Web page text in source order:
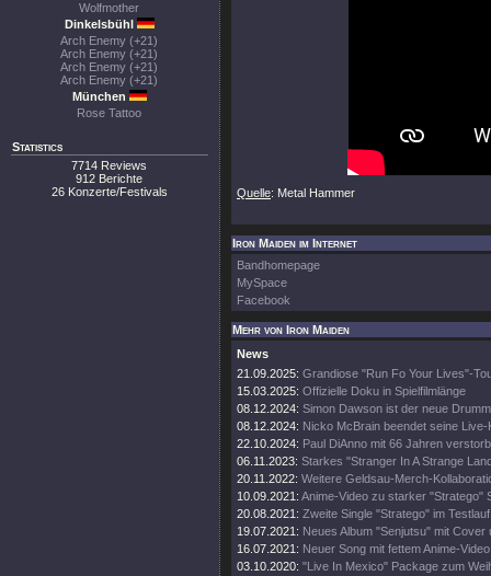
Wolfmother
Dinkelsbühl
Arch Enemy (+21)
Arch Enemy (+21)
Arch Enemy (+21)
Arch Enemy (+21)
München
Rose Tattoo
Statistics
7714 Reviews
912 Berichte
26 Konzerte/Festivals
Quelle: Metal Hammer
Iron Maiden im Internet
Bandhomepage
MySpace
Facebook
Mehr von Iron Maiden
News
21.09.2025: Grandiose "Run Fo Your Lives"-
15.03.2025: Offizielle Doku in Spielfilmlänge
08.12.2024: Simon Dawson ist der neue
08.12.2024: Nicko McBrain beendet seine Live-
22.10.2024: Paul DiAnno mit 66 Jahren
06.11.2023: Starkes "Stranger In A Strange
20.11.2022: Weitere Geldsau-Merch-
10.09.2021: Anime-Video zu starker "Stratego"
20.08.2021: Zweite Single "Stratego" im Testlauf
19.07.2021: Neues Album "Senjutsu" mit Cover
16.07.2021: Neuer Song mit fettem Anime-Video
03.10.2020: "Live In Mexico" Package zum